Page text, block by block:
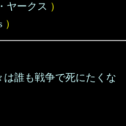
ヤークス ）
）
は誰も戦争で死にたくな